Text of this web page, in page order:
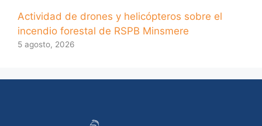
Actividad de drones y helicópteros sobre el
incendio forestal de RSPB Minsmere
5 agosto, 2026